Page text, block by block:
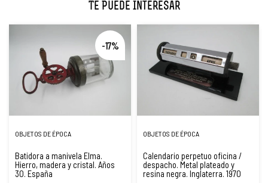
Te Puede Interesar
-17%
OBJETOS DE ÉPOCA
Batidora a manivela Elma.
Hierro, madera y cristal. Años
30. España
OBJETOS DE ÉPOCA
Calendario perpetuo oficina /
despacho. Metal plateado y
resina negra. Inglaterra. 1970